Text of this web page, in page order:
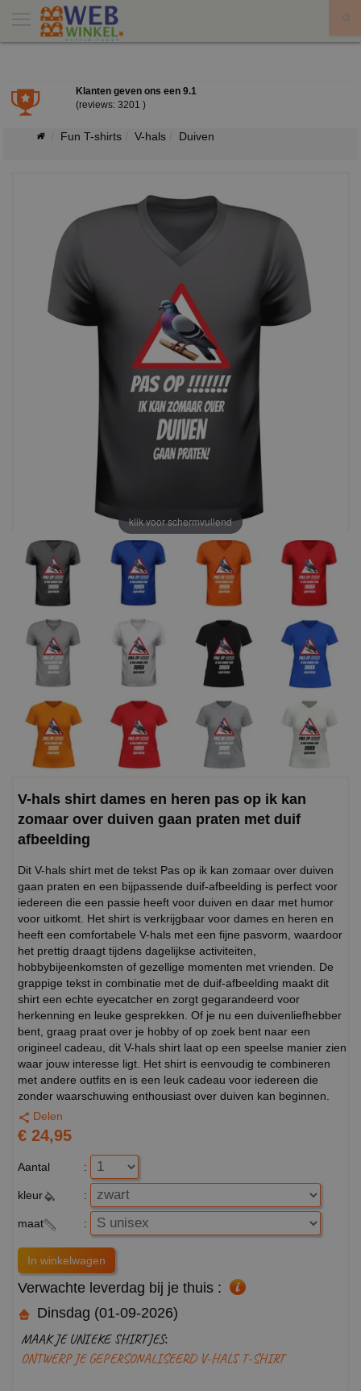
Klanten geven ons een 9.1
(reviews: 3201 )
Fun T-shirts V-hals Duiven
klik voor schermvullend
V-hals shirt dames en heren pas op ik kan
zomaar over duiven gaan praten met duif
afbeelding
Dit V-hals shirt met de tekst Pas op ik kan zomaar over duiven
gaan praten en een bijpassende duif-afbeelding is perfect voor
iedereen die een passie heeft voor duiven en daar met humor
voor uitkomt. Het shirt is verkrijgbaar voor dames en heren en
heeft een comfortabele V-hals met een fijne pasvorm, waardoor
het prettig draagt tijdens dagelijkse activiteiten,
hobbybijeenkomsten of gezellige momenten met vrienden. De
grappige tekst in combinatie met de duif-afbeelding maakt dit
shirt een echte eyecatcher en zorgt gegarandeerd voor
herkenning en leuke gesprekken. Of je nu een duivenliefhebber
bent, graag praat over je hobby of op zoek bent naar een
origineel cadeau, dit V-hals shirt laat op een speelse manier zien
waar jouw interesse ligt. Het shirt is eenvoudig te combineren
met andere outfits en is een leuk cadeau voor iedereen die
zonder waarschuwing enthousiast over duiven kan beginnen.
Delen
€ 24,95
Aantal :
kleur :
maat :
Verwachte leverdag bij je thuis :
Dinsdag (01-09-2026)
MAAK JE UNIEKE SHIRTJES:
ONTWERP JE GEPERSONALISEERD V-HALS T-SHIRT